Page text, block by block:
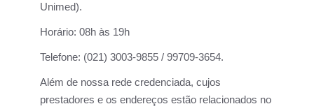
Unimed).
Horário: 08h às 19h
Telefone: (021) 3003-9855 / 99709-3654.
Além de nossa rede credenciada, cujos
prestadores e os endereços estão relacionados no